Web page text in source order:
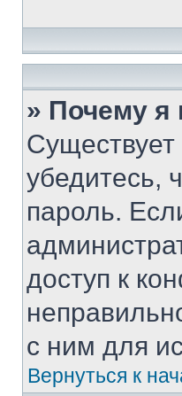
» Почему я
убедитесь,
пароль.
доступ к
с ним для
Вернуться к